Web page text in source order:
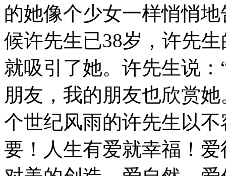
的她像个少女一样悄悄
候许先生已38岁，许先
就吸引了她。许先生说
朋友，我的朋友也欣赏
个世纪风雨的许先生以
要！人生有爱就幸福！